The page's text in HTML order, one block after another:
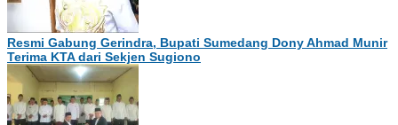
​Resmi Gabung Gerindra, Bupati Sumedang Dony Ahmad Munir
Terima KTA dari Sekjen Sugiono